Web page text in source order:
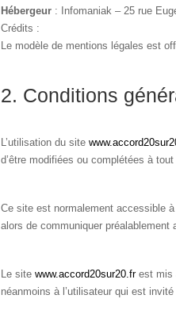
Hébergeur : Infomaniak – 25 rue
Crédits :
Le modèle de mentions légales est
2. Conditions
L’utilisation du site
d’être modifiées ou complétées à
Ce site est normalement accessible
alors de communiquer préalablement
Le sitewww.accord20sur20.frest mis
néanmoins à l’utilisateur qui est